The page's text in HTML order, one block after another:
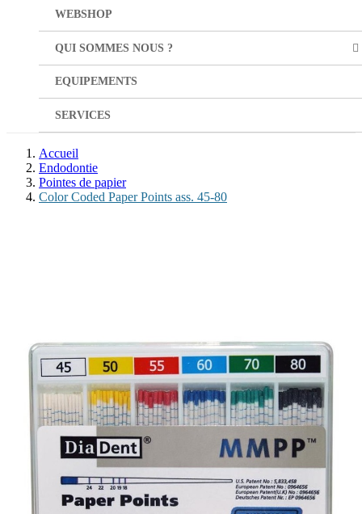
WEBSHOP
QUI SOMMES NOUS ?
EQUIPEMENTS
SERVICES
Accueil
Endodontie
Pointes de papier
Color Coded Paper Points ass. 45-80